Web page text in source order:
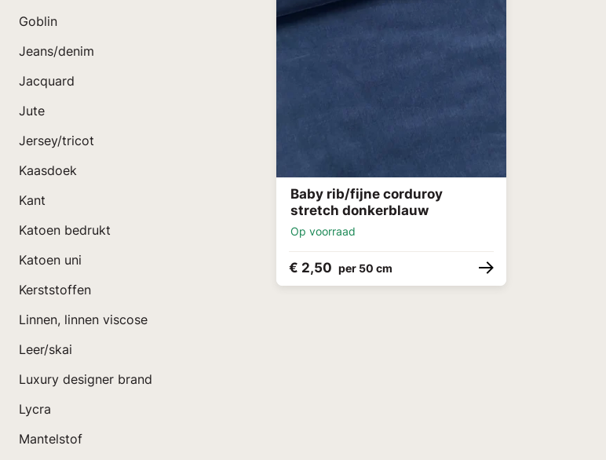
Goblin
Jeans/denim
Jacquard
Jute
Jersey/tricot
Kaasdoek
Kant
Katoen bedrukt
Katoen uni
Kerststoffen
Linnen, linnen viscose
Leer/skai
Luxury designer brand
Lycra
Mantelstof
Baby rib/fijne corduroy
stretch donkerblauw
Op voorraad
€ 2,50 per 50 cm